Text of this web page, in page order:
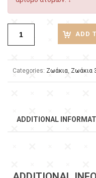
ADD
Categories: Ζωάκια, Ζωάκια
ADDITIONAL